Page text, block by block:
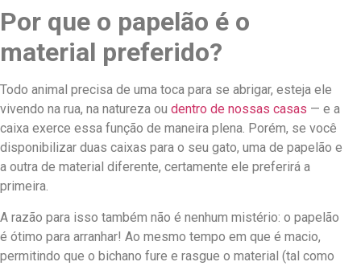
Por que o papelão é o
material preferido?
Todo animal precisa de uma toca para se abrigar, esteja ele
vivendo na rua, na natureza ou dentro de nossas casas — e a
caixa exerce essa função de maneira plena. Porém, se você
disponibilizar duas caixas para o seu gato, uma de papelão e
a outra de material diferente, certamente ele preferirá a
primeira.
A razão para isso também não é nenhum mistério: o papelão
é ótimo para arranhar! Ao mesmo tempo em que é macio,
permitindo que o bichano fure e rasgue o material (tal como